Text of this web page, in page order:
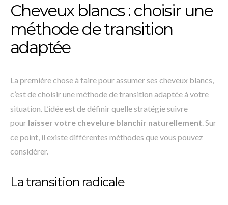
Cheveux blancs : choisir une
méthode de transition
adaptée
La première chose à faire pour assumer ses cheveux blancs,
c’est de choisir une méthode de transition adaptée à votre
situation. L’idée est de définir quelle stratégie suivre
pour laisser votre chevelure blanchir naturellement. Sur
ce point, il existe différentes méthodes que vous pouvez
considérer.
La transition radicale